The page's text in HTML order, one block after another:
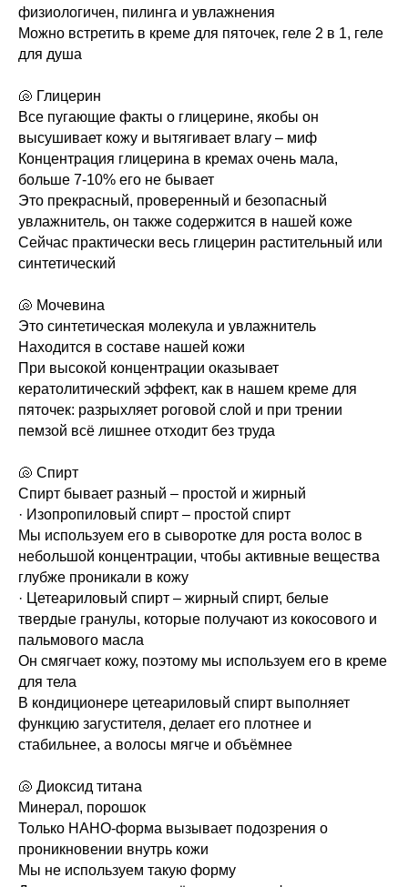
физиологичен, пилинга и увлажнения
Можно встретить в креме для пяточек, геле 2 в 1, геле
для душа
🐚 Глицерин
Все пугающие факты о глицерине, якобы он
высушивает кожу и вытягивает влагу – миф
Концентрация глицерина в кремах очень мала,
больше 7-10% его не бывает
Это прекрасный, проверенный и безопасный
увлажнитель, он также содержится в нашей коже
Сейчас практически весь глицерин растительный или
синтетический
🐚 Мочевина
Это синтетическая молекула и увлажнитель
Находится в составе нашей кожи
При высокой концентрации оказывает
кератолитический эффект, как в нашем креме для
пяточек: разрыхляет роговой слой и при трении
пемзой всё лишнее отходит без труда
🐚 Спирт
Спирт бывает разный – простой и жирный
· Изопропиловый спирт – простой спирт
Мы используем его в сыворотке для роста волос в
небольшой концентрации, чтобы активные вещества
глубже проникали в кожу
· Цетеариловый спирт – жирный спирт, белые
твердые гранулы, которые получают из кокосового и
пальмового масла
Он смягчает кожу, поэтому мы используем его в креме
для тела
В кондиционере цетеариловый спирт выполняет
функцию загустителя, делает его плотнее и
стабильнее, а волосы мягче и объёмнее
🐚 Диоксид титана
Минерал, порошок
Только НАНО-форма вызывает подозрения о
проникновении внутрь кожи
Мы не используем такую форму